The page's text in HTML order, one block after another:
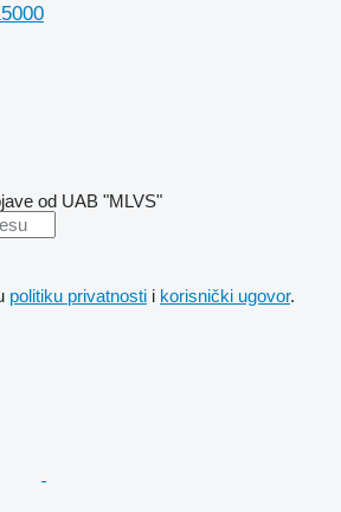
od UAB "MLVS"
politiku privatnosti i korisnički ugovor.